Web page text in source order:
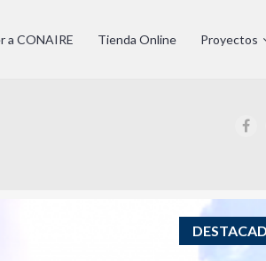
a CONAIRE Tienda Online Proyectos